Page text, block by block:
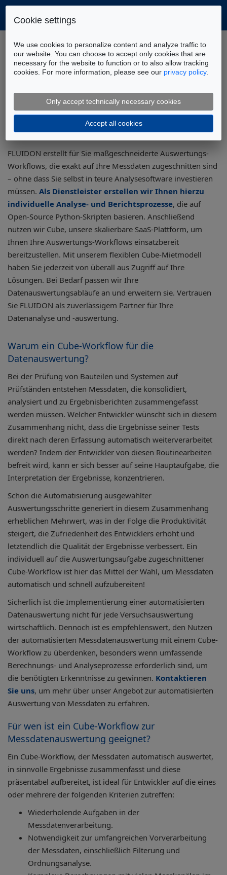
Home Werkzeuge
Fluidon Cube
Automatisierte Auswertung von Messdaten
Automatisierte Auswertung von
Messdaten
FLUIDON erstellt für Sie maßgeschneiderte Auswertungs-
Workflows, die exakt auf Ihre Messdaten zugeschnitten sind
– ohne dass Sie selbst in teure Analysesoftware investieren
müssen. Als Dienstleister erstellen wir Ihnen hierzu
individuelle Analyse- und Berichtsprozesse, die auf
Open-Source Python-Skripten basieren. Anschließend
nutzen wir Cube, unsere skalierbare SaaS-Plattform, um
Ihnen Ihre Auswertungs-Workflows einsatzbereit
bereitzustellen. Mit unserem flexiblen Cube-Mietmodell
haben Sie jederzeit von überall aus Zugriff auf Ihre
Lösungen. Bei Bedarf passen wir Ihre
Datenauswertungsabläufe an und erweitern sie. Vertrauen
Sie FLUIDON als zuverlässigem Partner für Ihre
Datenanalyse und -auswertung.
Warum ein Cube-Workflow für die
Datenauswertung?
Bei der Prüfung von Bauteilen und Systemen auf
Prüfständen entstehen Messdaten, die konsolidiert,
analysiert und zu Ergebnisberichten zusammengefasst
werden müssen. Welcher Entwickler wünscht sich in diesem
Zusammenhang nicht, dass die Ergebnisse seiner Tests
direkt nach deren Erfassung automatisch weiterverarbeitet
werden? Indem der Entwickler von diesen Routinearbeiten
befreit wird, kann er sich besser auf seine Hauptaufgabe, die
Interpretation der Ergebnisse, konzentrieren.
Schon die Automatisierung ausgewählter
Auswertungsschritte generiert in diesem Zusammenhang
erheblichen Mehrwert, was in der Folge die Produktivität
steigert, die Zufriedenheit des Entwicklers erhöht und
letztendlich die Qualität der Ergebnisse verbessert. Ein
individuell auf die Auswertungsaufgabe zugeschnittener
Cube-Workflow ist hier das Mittel der Wahl, um Messdaten
automatisch und schnell aufzubereiten!
Sicherlich ist die Implementierung einer automatisierten
Datenauswertung nicht für jede Versuchsauswertung
wirtschaftlich. Dennoch ist es empfehlenswert, den Nutzen
der automatisierten Messdatenauswertung mit einem Cube-
Workflow zu überdenken, besonders wenn umfassende
Berechnungs- und Analyseprozesse erforderlich sind, um
die benötigten Erkenntnisse zu gewinnen. Kontaktieren
Sie uns, um mehr über unser Angebot zur automatisierten
Auswertung von Messdaten zu erfahren.
Für wen ist ein Cube-Workflow zur
Messdatenauswertung geeignet?
Ein Cube-Workflow, der Messdaten automatisch auswertet,
in sinnvolle Ergebnisse zusammenfasst und diese
präsentabel aufbereitet, ist ideal für Entwickler auf die eines
oder mehrere der folgenden Kriterien zutreffen:
Wiederholende Aufgaben in der
Messdatenverarbeitung.
Notwendigkeit zur umfangreichen Vorverarbeitung
der Messdaten, einschließlich Filterung und
Ordnungsanalyse.
Cookie settings
We use cookies to personalize content and analyze traffic to
our website. You can choose to accept only cookies that are
necessary for the website to function or to also allow tracking
cookies. For more information, please see our privacy policy.
Only accept technically necessary cookies
Accept all cookies